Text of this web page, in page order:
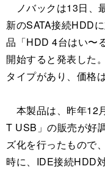
ショッピング
ノバックは13日、
新のSATA接続HDD
品「HDD 4台はい〜
開始すると発表した
タイプがあり、価格
本製品は、昨年12
T USB」の販売が好
ズ化を行ったもので
時に、IDE接続HDD